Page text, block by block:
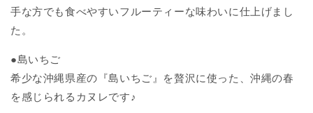
手な方でも食べやすいフルーティーな味わいに仕上げまし
た。
●島いちご
希少な沖縄県産の『島いちご』を贅沢に使った、沖縄の春
を感じられるカヌレです♪